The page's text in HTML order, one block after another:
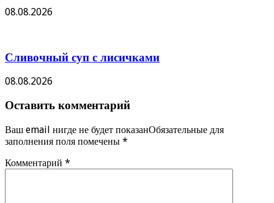
08.08.2026
Сливочный суп с лисичками
08.08.2026
Оставить комментарий
Ваш email нигде не будет показанОбязательные для
заполнения поля помечены *
Комментарий *